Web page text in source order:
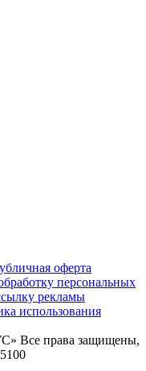
оферта
персональных
рекламы
использования
Все права защищены,